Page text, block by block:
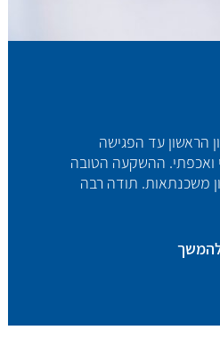
הראשון עד הפגישה
ואכפתי. ההשקעה הטובה
משכנתאות. תודה רבה